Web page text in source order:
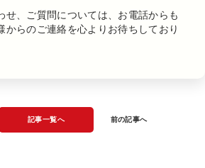
せ、ご質問については、お電話からも
からのご連絡を心よりお待ちしており
記事一覧へ 前の記事へ